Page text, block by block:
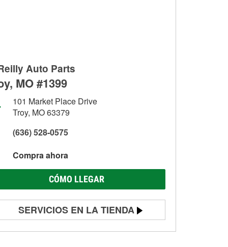
Auto Parts
MO #1399
101 Market Place Drive
Troy, MO 63379
(636) 528-0575
Compra ahora
CÓMO LLEGAR
SERVICIOS EN LA TIENDA
Prueba de batería